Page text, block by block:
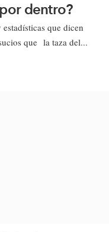
dentro?
que dicen
que la taza del...